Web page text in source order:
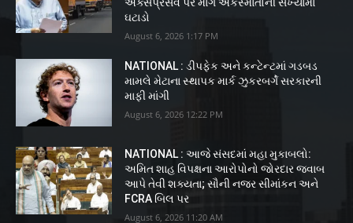
એક્સપ્રેસવે પર માર્ગ અકસ્માતોની સંખ્યામાં
ઘટાડો
August 6, 2026 1:17 PM
NATIONAL : ડીપફેક અને કન્ટેન્ટમાં ગડબડ
મામલે મેટાના સ્થાપક માર્ક ઝુકરબર્ગે સરકારની
માફી માંગી
August 6, 2026 12:22 PM
NATIONAL : આજે સંસદમાં મહા મુકાબલો:
અમિત શાહ વિપક્ષના આરોપોનો જોરદાર જવાબ
આપે તેવી શક્યતા; સૌની નજર સીમાંકન અને
FCRA બિલ પર
August 6, 2026 11:20 AM